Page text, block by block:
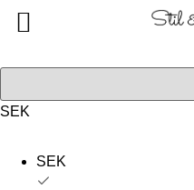
SEK
SEK
Alla produkter
Om oss